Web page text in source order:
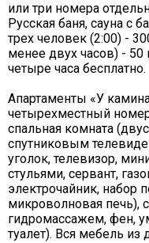
или три номера
Русская баня, сауна с
трех человек (2:00) -
менее двух часов) - 50
четыре часа бесплатно.
Апартаменты «У
четырехместный
спальная комната
спутниковым
уголок, телевизор,
стульями, сервант,
электрочайник, набор
микроволновая печь),
гидромассажем, фен,
туалет). Вся мебель из